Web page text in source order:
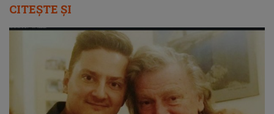
CITEȘTE ȘI